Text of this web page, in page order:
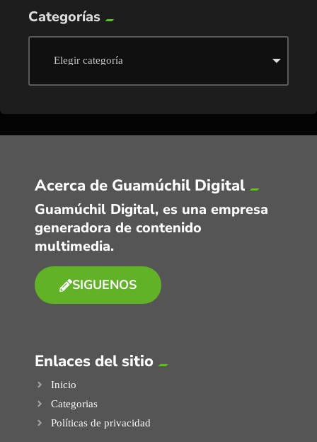
Categorías
Acerca de Guamúchil Digital
Guamúchil Digital, es una empresa
generadora de contenido
multimedia.
SIGUENOS
Enlaces del sitio
Inicio
Categorias
Políticas de privacidad